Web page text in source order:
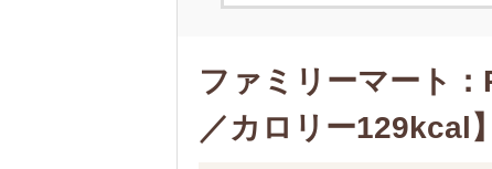
ファミリーマート
／カロリー129kcal】